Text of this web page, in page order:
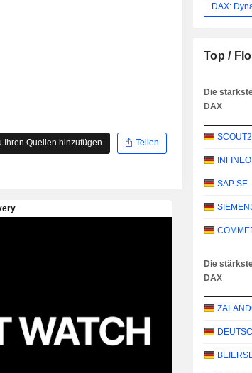
Ihren Quellen hinzufügen Teilen
DAX:
Top /
Die
DAX
SAP SE
Die
DAX